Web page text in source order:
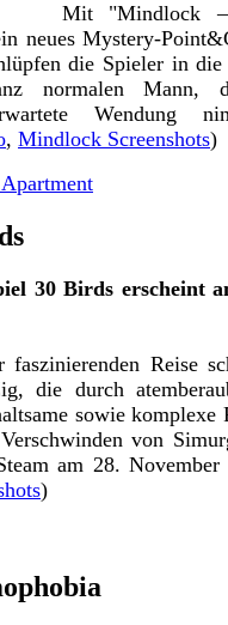
Mit "Mindlock
neues Mystery-
die Spieler in
normalen Mann,
Wendung
, Mindlock Screenshots)
30 Birds erscheint
faszinierenden Reise
die durch
sowie komplexe
von
am 28. November
)